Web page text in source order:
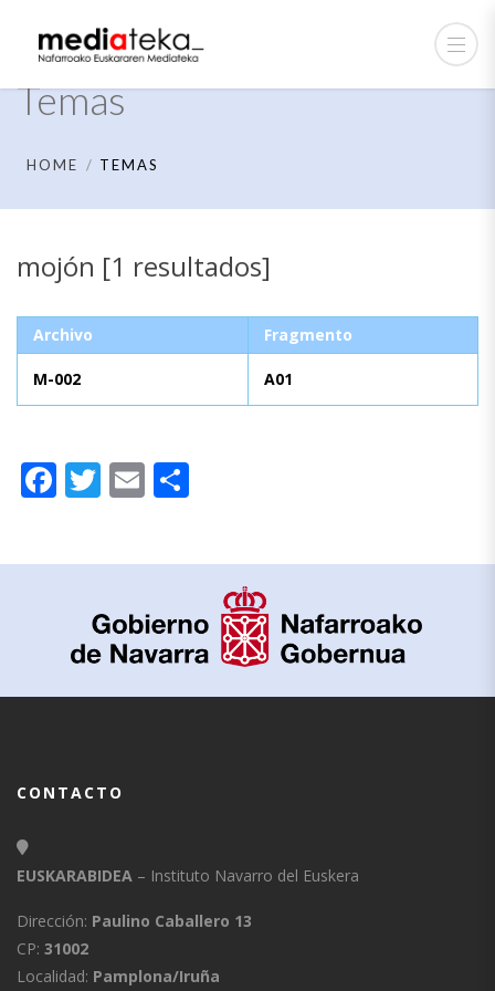
Temas
HOME TEMAS
mojón [1 resultados]
Archivo Fragmento
M-002 A01
Facebook
Twitter
Email
CONTACTO
EUSKARABIDEA – Instituto Navarro del Euskera
Dirección: Paulino Caballero 13
CP: 31002
Localidad: Pamplona/Iruña